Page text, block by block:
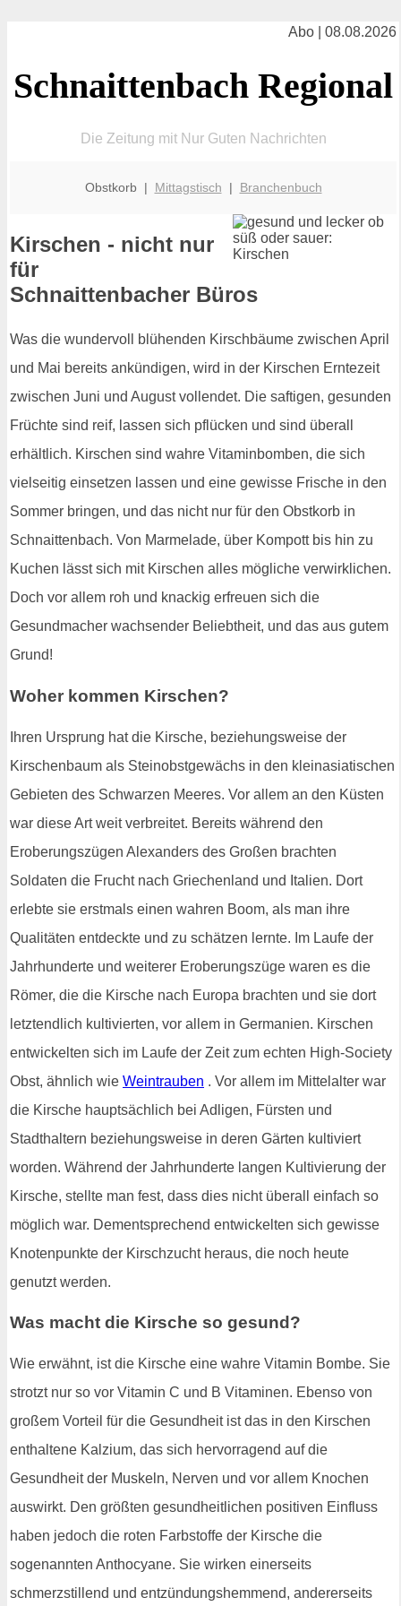
Abo | 08.08.2026
Schnaittenbach Regional
Die Zeitung mit Nur Guten Nachrichten
Obstkorb | Mittagstisch | Branchenbuch
Kirschen - nicht nur
für
Schnaittenbacher Büros
Was die wundervoll blühenden Kirschbäume zwischen April
und Mai bereits ankündigen, wird in der Kirschen Erntezeit
zwischen Juni und August vollendet. Die saftigen, gesunden
Früchte sind reif, lassen sich pflücken und sind überall
erhältlich. Kirschen sind wahre Vitaminbomben, die sich
vielseitig einsetzen lassen und eine gewisse Frische in den
Sommer bringen, und das nicht nur für den Obstkorb in
Schnaittenbach. Von Marmelade, über Kompott bis hin zu
Kuchen lässt sich mit Kirschen alles mögliche verwirklichen.
Doch vor allem roh und knackig erfreuen sich die
Gesundmacher wachsender Beliebtheit, und das aus gutem
Grund!
Woher kommen Kirschen?
Ihren Ursprung hat die Kirsche, beziehungsweise der
Kirschenbaum als Steinobstgewächs in den kleinasiatischen
Gebieten des Schwarzen Meeres. Vor allem an den Küsten
war diese Art weit verbreitet. Bereits während den
Eroberungszügen Alexanders des Großen brachten
Soldaten die Frucht nach Griechenland und Italien. Dort
erlebte sie erstmals einen wahren Boom, als man ihre
Qualitäten entdeckte und zu schätzen lernte. Im Laufe der
Jahrhunderte und weiterer Eroberungszüge waren es die
Römer, die die Kirsche nach Europa brachten und sie dort
letztendlich kultivierten, vor allem in Germanien. Kirschen
entwickelten sich im Laufe der Zeit zum echten High-Society
Obst, ähnlich wie Weintrauben . Vor allem im Mittelalter war
die Kirsche hauptsächlich bei Adligen, Fürsten und
Stadthaltern beziehungsweise in deren Gärten kultiviert
worden. Während der Jahrhunderte langen Kultivierung der
Kirsche, stellte man fest, dass dies nicht überall einfach so
möglich war. Dementsprechend entwickelten sich gewisse
Knotenpunkte der Kirschzucht heraus, die noch heute
genutzt werden.
Was macht die Kirsche so gesund?
Wie erwähnt, ist die Kirsche eine wahre Vitamin Bombe. Sie
strotzt nur so vor Vitamin C und B Vitaminen. Ebenso von
großem Vorteil für die Gesundheit ist das in den Kirschen
enthaltene Kalzium, das sich hervorragend auf die
Gesundheit der Muskeln, Nerven und vor allem Knochen
auswirkt. Den größten gesundheitlichen positiven Einfluss
haben jedoch die roten Farbstoffe der Kirsche die
sogenannten Anthocyane. Sie wirken einerseits
schmerzstillend und entzündungshemmend, andererseits